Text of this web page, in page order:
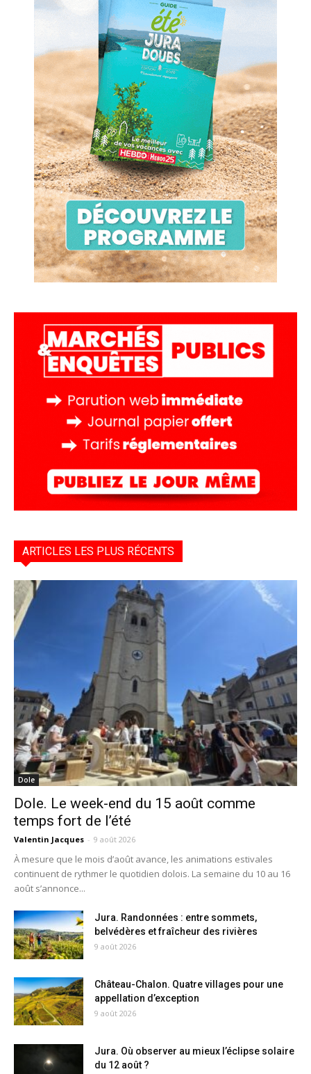
ARTICLES LES PLUS RÉCENTS
Dole
Dole. Le week-end du 15 août comme
temps fort de l’été
Valentin Jacques - 9 août 2026
À mesure que le mois d’août avance, les animations estivales
continuent de rythmer le quotidien dolois. La semaine du 10 au 16
août s’annonce...
Jura. Randonnées : entre sommets,
belvédères et fraîcheur des rivières
9 août 2026
Château-Chalon. Quatre villages pour une
appellation d’exception
9 août 2026
Jura. Où observer au mieux l’éclipse solaire
du 12 août ?